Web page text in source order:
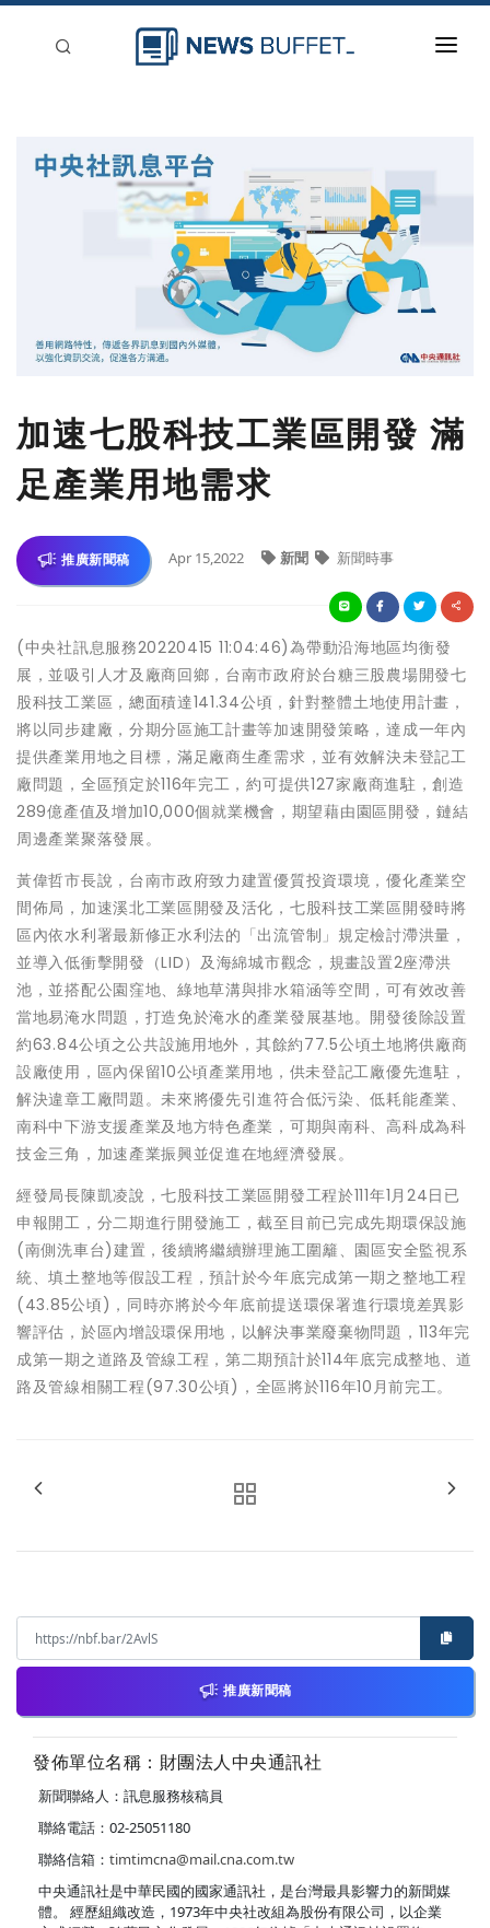
加速七股科技工業區開發 滿
足產業用地需求
推廣新聞稿 Apr 15,2022 新聞 新聞時事
(中央社訊息服務20220415 11:04:46)為帶動沿海地區均衡發
展，並吸引人才及廠商回鄉，台南市政府於台糖三股農場開發七
股科技工業區，總面積達141.34公頃，針對整體土地使用計畫，
將以同步建廠，分期分區施工計畫等加速開發策略，達成一年內
提供產業用地之目標，滿足廠商生產需求，並有效解決未登記工
廠問題，全區預定於116年完工，約可提供127家廠商進駐，創造
289億產值及增加10,000個就業機會，期望藉由園區開發，鏈結
周邊產業聚落發展。
黃偉哲市長說，台南市政府致力建置優質投資環境，優化產業空
間佈局，加速溪北工業區開發及活化，七股科技工業區開發時將
區內依水利署最新修正水利法的「出流管制」規定檢討滯洪量，
並導入低衝擊開發（LID）及海綿城市觀念，規畫設置2座滯洪
池，並搭配公園窪地、綠地草溝與排水箱涵等空間，可有效改善
當地易淹水問題，打造免於淹水的產業發展基地。開發後除設置
約63.84公頃之公共設施用地外，其餘約77.5公頃土地將供廠商
設廠使用，區內保留10公頃產業用地，供未登記工廠優先進駐，
解決違章工廠問題。未來將優先引進符合低污染、低耗能產業、
南科中下游支援產業及地方特色產業，可期與南科、高科成為科
技金三角，加速產業振興並促進在地經濟發展。
經發局長陳凱凌說，七股科技工業區開發工程於111年1月24日已
申報開工，分二期進行開發施工，截至目前已完成先期環保設施
(南側洗車台)建置，後續將繼續辦理施工圍籬、園區安全監視系
統、填土整地等假設工程，預計於今年底完成第一期之整地工程
(43.85公頃)，同時亦將於今年底前提送環保署進行環境差異影
響評估，於區內增設環保用地，以解決事業廢棄物問題，113年完
成第一期之道路及管線工程，第二期預計於114年底完成整地、道
路及管線相關工程(97.30公頃)，全區將於116年10月前完工。
推廣新聞稿
發佈單位名稱：財團法人中央通訊社
新聞聯絡人：訊息服務核稿員
聯絡電話：02-25051180
聯絡信箱： timtimcna@mail.cna.com.tw
中央通訊社是中華民國的國家通訊社，是台灣最具影響力的新聞媒
體。 經歷組織改造，1973年中央社改組為股份有限公司，以企業